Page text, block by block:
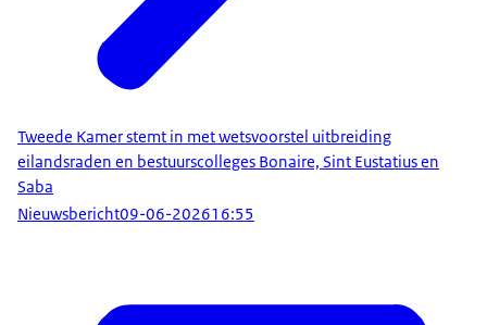
Tweede Kamer stemt in met wetsvoorstel uitbreiding
eilandsraden en bestuurscolleges Bonaire, Sint Eustatius en
Saba
Nieuwsbericht09-06-202616:55